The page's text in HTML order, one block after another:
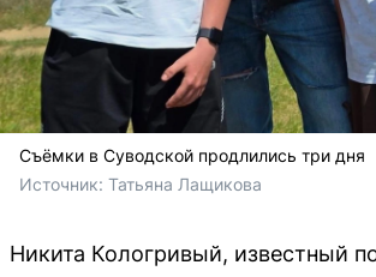
Съёмки в Суводской продлились три дня
Источник: Татьяна Лащикова
Никита Кологривый, известный